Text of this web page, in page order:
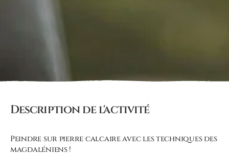
Description de l'activité
Peindre sur pierre calcaire avec les techniques des
magdaléniens !